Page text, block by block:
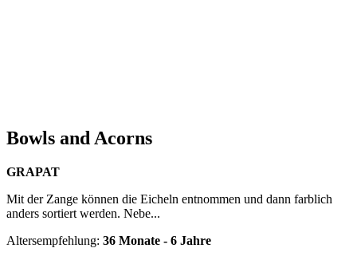
Bowls and Acorns
GRAPAT
Mit der Zange können die Eicheln entnommen und dann farblich
anders sortiert werden. Nebe...
Altersempfehlung: 36 Monate - 6 Jahre